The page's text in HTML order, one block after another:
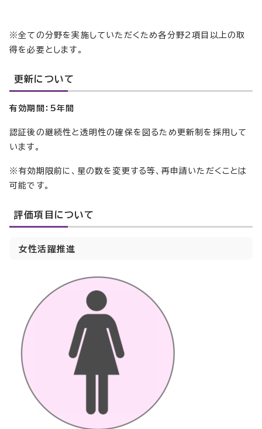
※全ての分野を実施していただくため各分野2項目以上の取
得を必要とします。
更新について
有効期間：5年間
認証後の継続性と透明性の確保を図るため更新制を採用して
います。
※有効期限前に、星の数を変更する等、再申請いただくことは
可能です。
評価項目について
女性活躍推進